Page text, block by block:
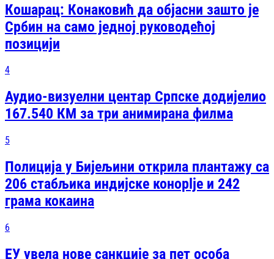
Кошарац: Конаковић да објасни зашто је
Србин на само једној руководећој
позицији
4
Аудио-визуелни центар Српске додијелио
167.540 КМ за три анимирана филма
5
Полиција у Бијељини открила плантажу са
206 стабљика индијске конoplje и 242
грама кокаина
6
ЕУ увела нове санкције за пет особа